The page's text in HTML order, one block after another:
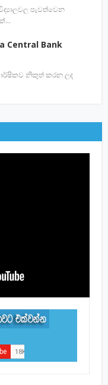
පැවත්වෙන
Central Bank
නිකුත් කරන ලද